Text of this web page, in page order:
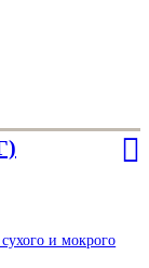
и мокрого